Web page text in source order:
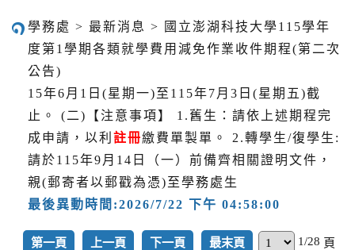
學務處 > 最新消息 > 國立澎湖科技大學115學年
度第1學期各類就學費用減免作業收件期程(第二次
公告)
15年6月1日(星期一)至115年7月3日(星期五)截
止。 (二)【注意事項】 1.舊生：請依上述期程完
成申請，以利 註冊繳費單製單。 2.轉學生/復學生:
請於115年9月14日（一）前備齊相關證明文件，
親(郵寄者以郵戳為憑)至學務處生
最後異動時間:2026/7/22 下午 04:58:00
第一頁 上一頁 下一頁 最末頁 1/28 頁